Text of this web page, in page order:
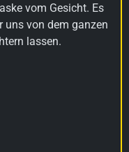
vom Gesicht. Es
uns von dem ganzen
lassen.